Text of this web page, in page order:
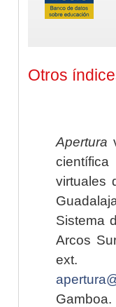
Otros
Apertura
virtuales
Sistema
Arcos